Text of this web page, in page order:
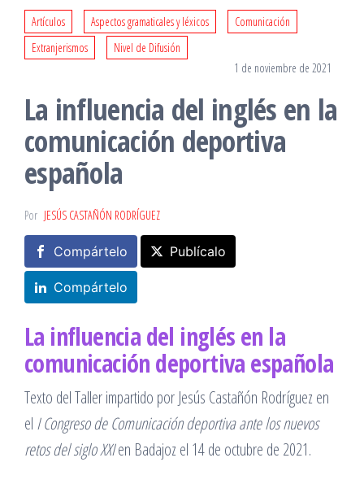
Artículos Aspectos gramaticales y léxicos
Comunicación
Extranjerismos
Nivel de Difusión
1 de noviembre de 2021
La influencia del inglés en la
comunicación deportiva
española
Por JESÚS CASTAÑÓN RODRÍGUEZ
Compártelo Publícalo
Compártelo
La influencia del inglés en la
comunicación deportiva española
Texto del Taller impartido por Jesús Castañón Rodríguez en
el I Congreso de Comunicación deportiva ante los nuevos
retos del siglo XXIen Badajoz el 14 de octubre de 2021.